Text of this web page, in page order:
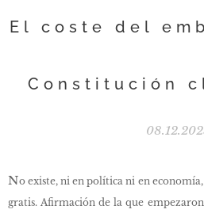
El coste del
Constitución
No existe, ni en política ni en
gratis. Afirmación de la que